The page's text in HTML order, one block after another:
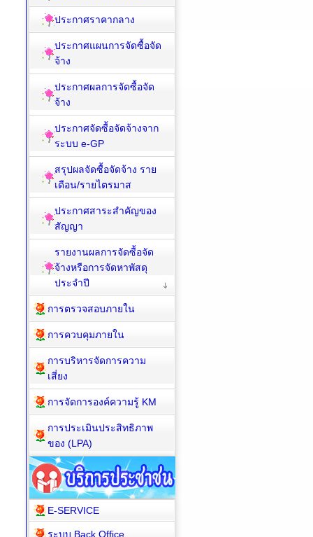
ประกาศราคากลาง
ประกาศแผนการจัดซื้อจัด
จ้าง
ประกาศผลการจัดซื้อจัด
จ้าง
ประกาศจัดซื้อจัดจ้างจาก
ระบบ e-GP
สรุปผลจัดซื้อจัดจ้าง ราย
เดือน/รายไตรมาส
ประกาศสาระสำคัญของ
สัญญา
รายงานผลการจัดซื้อจัด
จ้างหรือการจัดหาพัสดุ
ประจำปี
การตรวจสอบภายใน
การควบคุมภายใน
การบริหารจัดการความ
เสี่ยง
การจัดการองค์ความรู้ KM
การประเมินประสิทธิภาพ
ของ (LPA)
E-SERVICE
ระบบ Back Office